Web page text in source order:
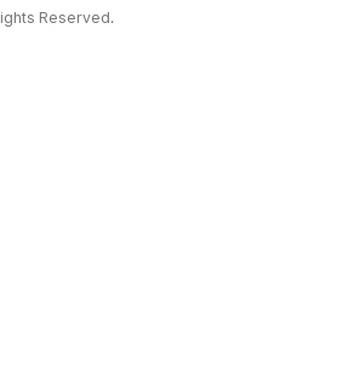
Reserved.